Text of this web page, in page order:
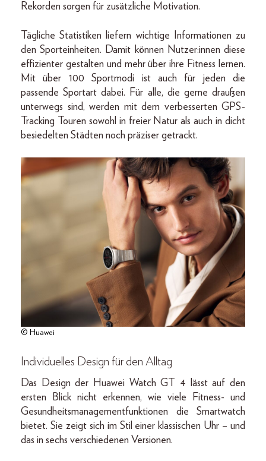
Rekorden sorgen für zusätzliche Motivation.
Tägliche Statistiken liefern wichtige Informationen zu
den Sporteinheiten. Damit können Nutzer:innen diese
effizienter gestalten und mehr über ihre Fitness lernen.
Mit über 100 Sportmodi ist auch für jeden die
passende Sportart dabei. Für alle, die gerne draußen
unterwegs sind, werden mit dem verbesserten GPS-
Tracking Touren sowohl in freier Natur als auch in dicht
besiedelten Städten noch präziser getrackt.
© Huawei
Individuelles Design für den Alltag
Das Design der Huawei Watch GT 4 lässt auf den
ersten Blick nicht erkennen, wie viele Fitness- und
Gesundheitsmanagementfunktionen die Smartwatch
bietet. Sie zeigt sich im Stil einer klassischen Uhr – und
das in sechs verschiedenen Versionen.